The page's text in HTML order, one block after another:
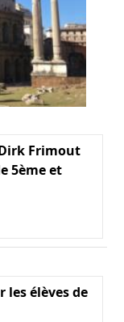
Frimout
5ème et
les élèves de